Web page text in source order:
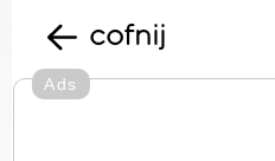
cofnij
Ads